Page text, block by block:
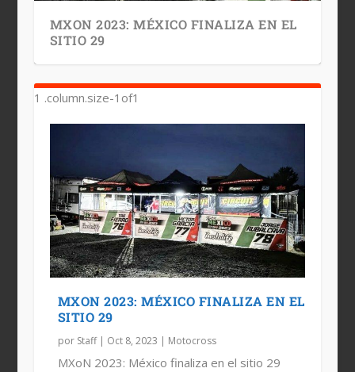
MXON 2023: MÉXICO FINALIZA EN EL
SITIO 29
MXON 2023: MÉXICO FINALIZA EN EL
SITIO 29
por Staff| Oct 8, 2023 | Motocross
MXoN 2023: México finaliza en el sitio 29